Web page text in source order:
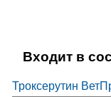
Входит в
Троксерутин